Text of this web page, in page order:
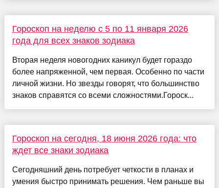
Гороскоп на неделю с 5 по 11 января 2026
года для всех знаков зодиака
Вторая неделя новогодних каникул будет гораздо
более напряженной, чем первая. Особенно по части
личной жизни. Но звезды говорят, что большинство
знаков справятся со всеми сложностями.Гороск...
Гороскоп на сегодня, 18 июня 2026 года: что
ждет все знаки зодиака
Сегодняшний день потребует четкости в планах и
умения быстро принимать решения. Чем раньше вы